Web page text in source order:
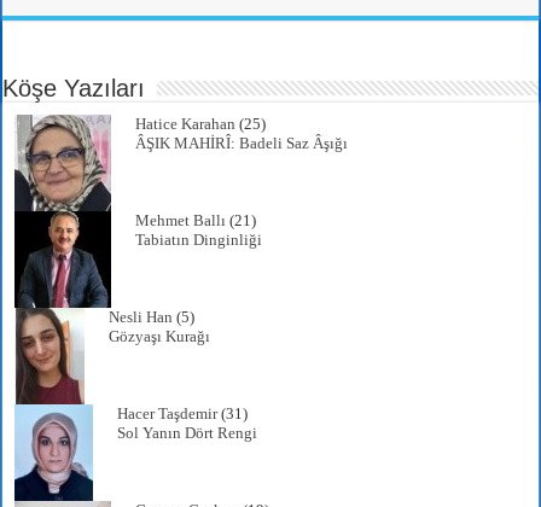
tte
r
ail bo ts
pp
gr
m
re
Köşe Yazıları
Hatice Karahan (25)
ÂŞIK MAHİRÎ: Badeli Saz Âşığı
Mehmet Ballı (21)
Tabiatın Dinginliği
Nesli Han (5)
Gözyaşı Kurağı
Hacer Taşdemir(31)
Sol Yanın Dört Rengi